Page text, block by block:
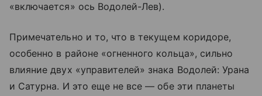
«включается» ось Водолей-Лев).
Примечательно и то, что в текущем коридоре,
особенно в районе «огненного кольца», сильно
влияние двух «управителей» знака Водолей: Урана
и Сатурна. И это еще не все — обе эти планеты